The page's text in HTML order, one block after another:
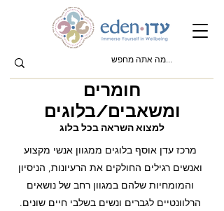
חומרים
ומשאבים/בלוגים
למצוא השראה בכל בלוג
מרכז עדן אוסף בלוגים ממגוון אנשי מקצוע
ואנשים רגילים החולקים את הרעיונות, הניסיון
והמומחיות שלהם במגוון רחב של נושאים
הרלוונטיים לגברים ונשים בשלבי חיים שונים.